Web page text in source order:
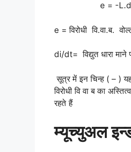
e = -
e = विरोधी वि.वा.ब.
di/dt= विद्युत धारा माने
सूत्र में इन चिन्ह ( – ) यह
विरोधी वि वा ब का
रहते हैं
म्यूच्युअल